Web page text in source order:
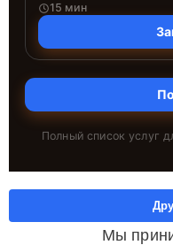
15 мин
Полный список услуг
Мы